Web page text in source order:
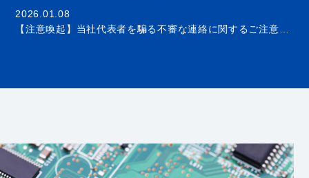
2026.01.08